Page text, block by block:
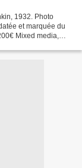
1932. Photo
et marquée du
Mixed media,